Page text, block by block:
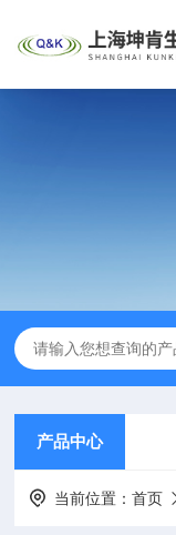
产品中心
当前位置：首页